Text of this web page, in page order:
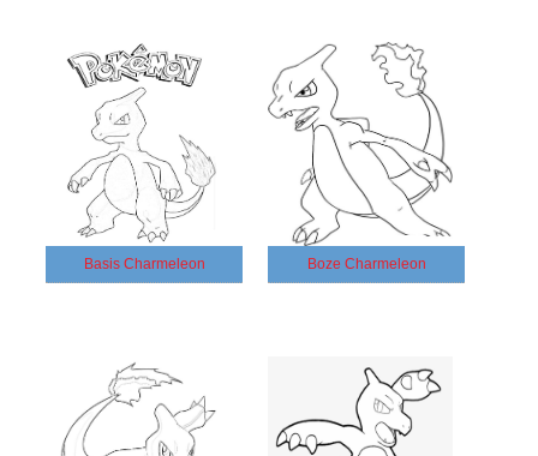
Basis Charmeleon Boze Charmeleon